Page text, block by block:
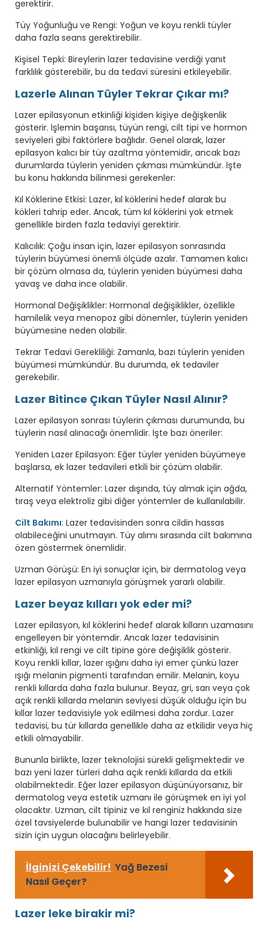
gerektirir.
Tüy Yoğunluğu ve Rengi: Yoğun ve koyu renkli tüyler
daha fazla seans gerektirebilir.
Kişisel Tepki: Bireylerin lazer tedavisine verdiği yanıt
farklılık gösterebilir, bu da tedavi süresini etkileyebilir.
Lazerle Alınan Tüyler Tekrar Çıkar mı?
Lazer epilasyonun etkinliği kişiden kişiye değişkenlik
gösterir. İşlemin başarısı, tüyün rengi, cilt tipi ve hormon
seviyeleri gibi faktörlere bağlıdır. Genel olarak, lazer
epilasyon kalıcı bir tüy azaltma yöntemidir, ancak bazı
durumlarda tüylerin yeniden çıkması mümkündür. İşte
bu konu hakkında bilinmesi gerekenler:
Kıl Köklerine Etkisi: Lazer, kıl köklerini hedef alarak bu
kökleri tahrip eder. Ancak, tüm kıl köklerini yok etmek
genellikle birden fazla tedaviyi gerektirir.
Kalıcılık: Çoğu insan için, lazer epilasyon sonrasında
tüylerin büyümesi önemli ölçüde azalır. Tamamen kalıcı
bir çözüm olmasa da, tüylerin yeniden büyümesi daha
yavaş ve daha ince olabilir.
Hormonal Değişiklikler: Hormonal değişiklikler, özellikle
hamilelik veya menopoz gibi dönemler, tüylerin yeniden
büyümesine neden olabilir.
Tekrar Tedavi Gerekliliği: Zamanla, bazı tüylerin yeniden
büyümesi mümkündür. Bu durumda, ek tedaviler
gerekebilir.
Lazer Bitince Çıkan Tüyler Nasıl Alınır?
Lazer epilasyon sonrası tüylerin çıkması durumunda, bu
tüylerin nasıl alınacağı önemlidir. İşte bazı öneriler:
Yeniden Lazer Epilasyon: Eğer tüyler yeniden büyümeye
başlarsa, ek lazer tedavileri etkili bir çözüm olabilir.
Alternatif Yöntemler: Lazer dışında, tüy almak için ağda,
tıraş veya elektroliz gibi diğer yöntemler de kullanılabilir.
Cilt Bakımı: Lazer tedavisinden sonra cildin hassas
olabileceğini unutmayın. Tüy alımı sırasında cilt bakımına
özen göstermek önemlidir.
Uzman Görüşü: En iyi sonuçlar için, bir dermatolog veya
lazer epilasyon uzmanıyla görüşmek yararlı olabilir.
Lazer beyaz kılları yok eder mi?
Lazer epilasyon, kıl köklerini hedef alarak kılların uzamasını
engelleyen bir yöntemdir. Ancak lazer tedavisinin
etkinliği, kıl rengi ve cilt tipine göre değişiklik gösterir.
Koyu renkli kıllar, lazer ışığını daha iyi emer çünkü lazer
ışığı melanin pigmenti tarafından emilir. Melanin, koyu
renkli kıllarda daha fazla bulunur. Beyaz, gri, sarı veya çok
açık renkli kıllarda melanin seviyesi düşük olduğu için bu
kıllar lazer tedavisiyle yok edilmesi daha zordur. Lazer
tedavisi, bu tür kıllarda genellikle daha az etkilidir veya hiç
etkili olmayabilir.
Bununla birlikte, lazer teknolojisi sürekli gelişmektedir ve
bazı yeni lazer türleri daha açık renkli kıllarda da etkili
olabilmektedir. Eğer lazer epilasyon düşünüyorsanız, bir
dermatolog veya estetik uzmanı ile görüşmek en iyi yol
olacaktır. Uzman, cilt tipiniz ve kıl renginiz hakkında size
özel tavsiyelerde bulunabilir ve hangi lazer tedavisinin
sizin için uygun olacağını belirleyebilir.
İlginizi Çekebilir! Yağ Bezesi
Nasıl Geçer?
Lazer leke birakir mi?